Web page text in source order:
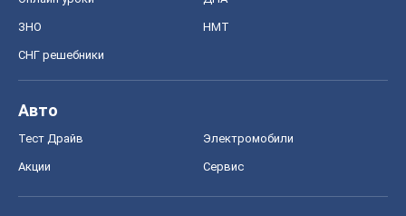
ЗНО НМТ
СНГ решебники
Авто
Тест Драйв Электромобили
Акции Сервис